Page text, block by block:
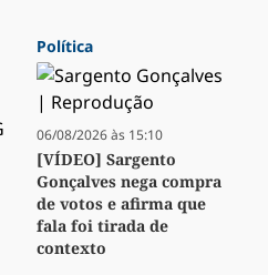
Política
06/08/2026 às 15:10
[VÍDEO] Sargento
Gonçalves nega compra
de votos e afirma que
fala foi tirada de
contexto